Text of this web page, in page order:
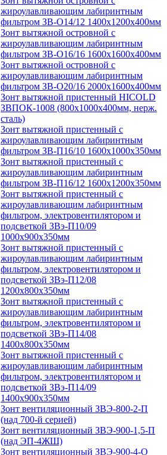
жироулавливающим лабиринтным
фильтром ЗВ-О14/12 1400х1200х400мм
Зонт вытяжной островной с
жироулавливающим лабиринтным
фильтром ЗВ-О16/16 1600х1600х400мм
Зонт вытяжной островной с
жироулавливающим лабиринтным
фильтром ЗВ-О20/16 2000х1600х400мм
Зонт вытяжной пристенный HICOLD
ЗВПОК-1008 (800х1000х400мм, нерж.
сталь)
Зонт вытяжной пристенный с
жироулавливающим лабиринтным
фильтром ЗВ-П16/10 1600х1000х350мм
Зонт вытяжной пристенный с
жироулавливающим лабиринтным
фильтром ЗВ-П16/12 1600х1200х350мм
Зонт вытяжной пристенный с
жироулавливающим лабиринтным
фильтром, электровентилятором и
подсветкой ЗВэ-П10/09
1000х900х350мм
Зонт вытяжной пристенный с
жироулавливающим лабиринтным
фильтром, электровентилятором и
подсветкой ЗВэ-П12/08
1200х800х350мм
Зонт вытяжной пристенный с
жироулавливающим лабиринтным
фильтром, электровентилятором и
подсветкой ЗВэ-П14/08
1400х800х350мм
Зонт вытяжной пристенный с
жироулавливающим лабиринтным
фильтром, электровентилятором и
подсветкой ЗВэ-П14/09
1400х900х350мм
Зонт вентиляционный ЗВЭ-800-2-П
(над 700-й серией)
Зонт вентиляционный ЗВЭ-900-1,5-П
(над ЭП-4ЖШ)
Зонт вентиляционный ЗВЭ-900-4-О